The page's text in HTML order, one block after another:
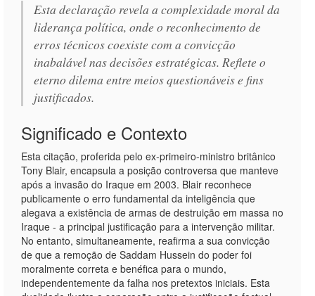
Esta declaração revela a complexidade moral da
liderança política, onde o reconhecimento de
erros técnicos coexiste com a convicção
inabalável nas decisões estratégicas. Reflete o
eterno dilema entre meios questionáveis e fins
justificados.
Significado e Contexto
Esta citação, proferida pelo ex-primeiro-ministro britânico
Tony Blair, encapsula a posição controversa que manteve
após a invasão do Iraque em 2003. Blair reconhece
publicamente o erro fundamental da inteligência que
alegava a existência de armas de destruição em massa no
Iraque - a principal justificação para a intervenção militar.
No entanto, simultaneamente, reafirma a sua convicção
de que a remoção de Saddam Hussein do poder foi
moralmente correta e benéfica para o mundo,
independentemente da falha nos pretextos iniciais. Esta